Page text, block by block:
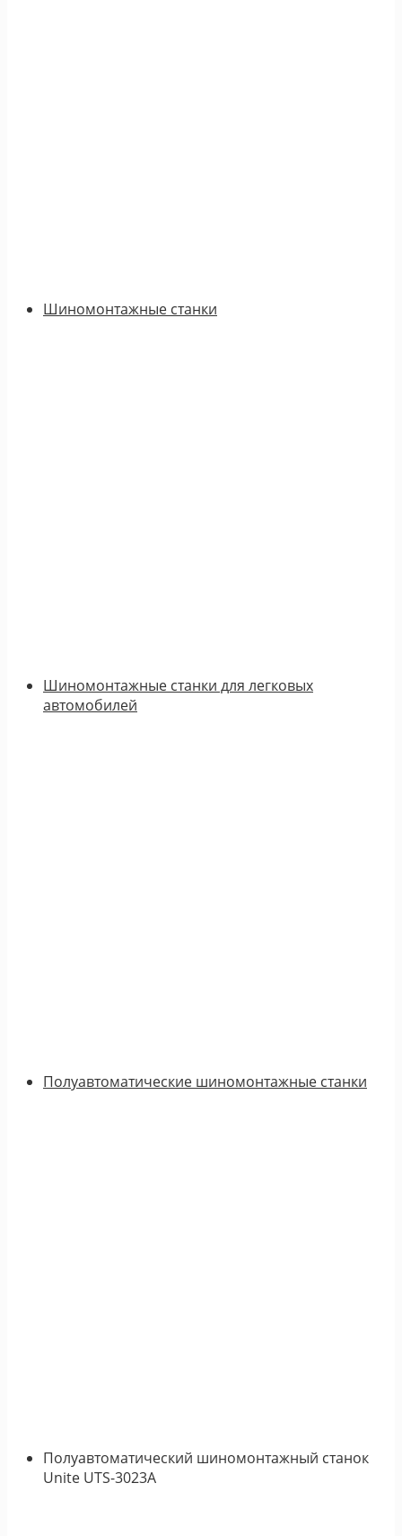
Шиномонтажные станки
Шиномонтажные станки для легковых
автомобилей
Полуавтоматические шиномонтажные станки
Полуавтоматический шиномонтажный станок
Unite UTS-3023A